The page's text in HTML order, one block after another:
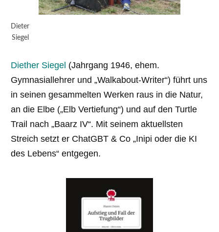
Dieter
Siegel
Diether Siegel (Jahrgang 1946, ehem.
Gymnasiallehrer und „Walkabout-Writer“) führt uns
in seinen gesammelten Werken raus in die Natur,
an die Elbe („Elb Vertiefung“) und auf den Turtle
Trail nach „Baarz IV“. Mit seinem aktuellsten
Streich setzt er ChatGBT & Co „Inipi oder die KI
des Lebens“ entgegen.